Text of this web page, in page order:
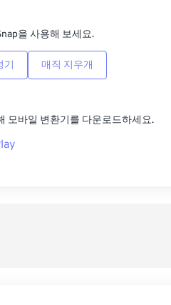
URL에서
을 사용해 보세요.
매직 지우개
모바일 변환기를 다운로드하세요.